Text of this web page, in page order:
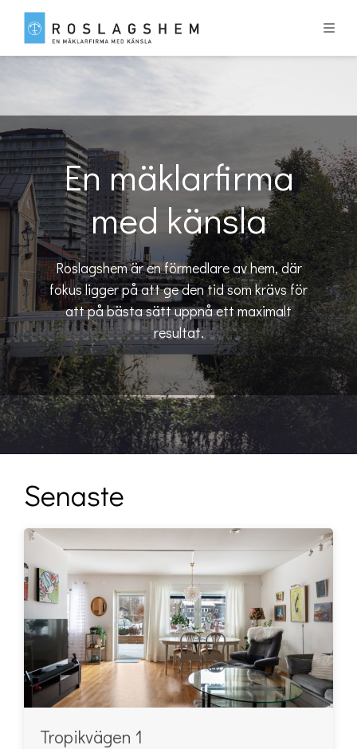
En mäklarfirma
med känsla
Roslagshem är en förmedlare av hem, där
fokus ligger på att ge den tid som krävs för
att på bästa sätt uppnå ett maximalt
resultat.
Senaste
Tropikvägen 1